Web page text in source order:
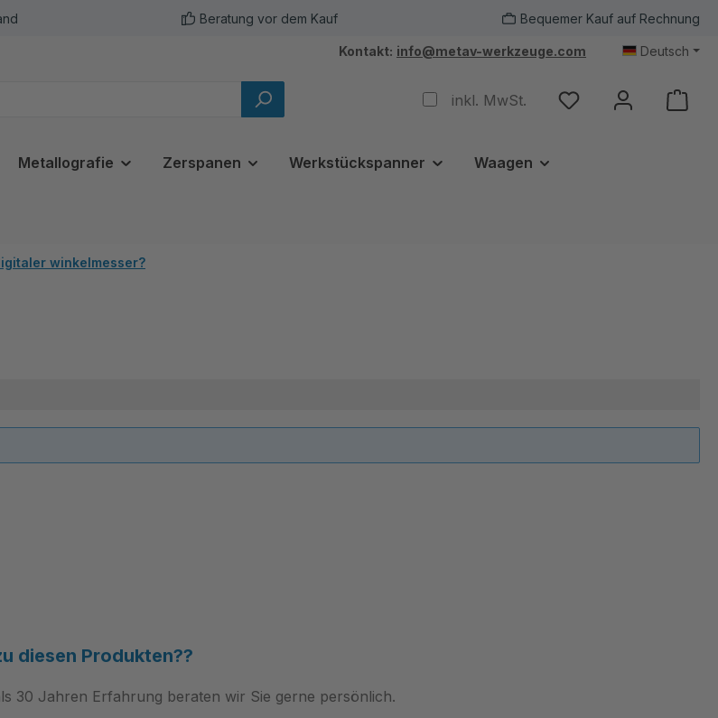
Beratung vor dem Kauf Bequemer Kauf auf Rechnung
Kontakt: info@metav-werkzeuge.com Deutsch
inkl. MwSt.
Metallografie Zerspanen Werkstückspanner Waagen
winkelmesser?
diesen Produkten??
30 Jahren Erfahrung beraten wir Sie gerne persönlich.